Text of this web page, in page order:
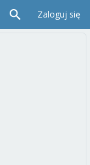
Zaloguj się